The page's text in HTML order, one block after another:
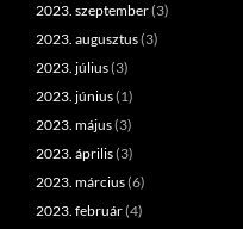
2023. szeptember(3)
2023. augusztus(3)
2023. július(3)
2023. június(1)
2023. május(3)
2023. április(3)
2023. március(6)
2023. február(4)